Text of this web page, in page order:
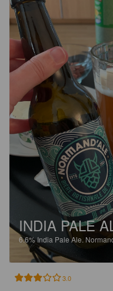
INDIA PALE
6.6%India Pale Ale.
3.0